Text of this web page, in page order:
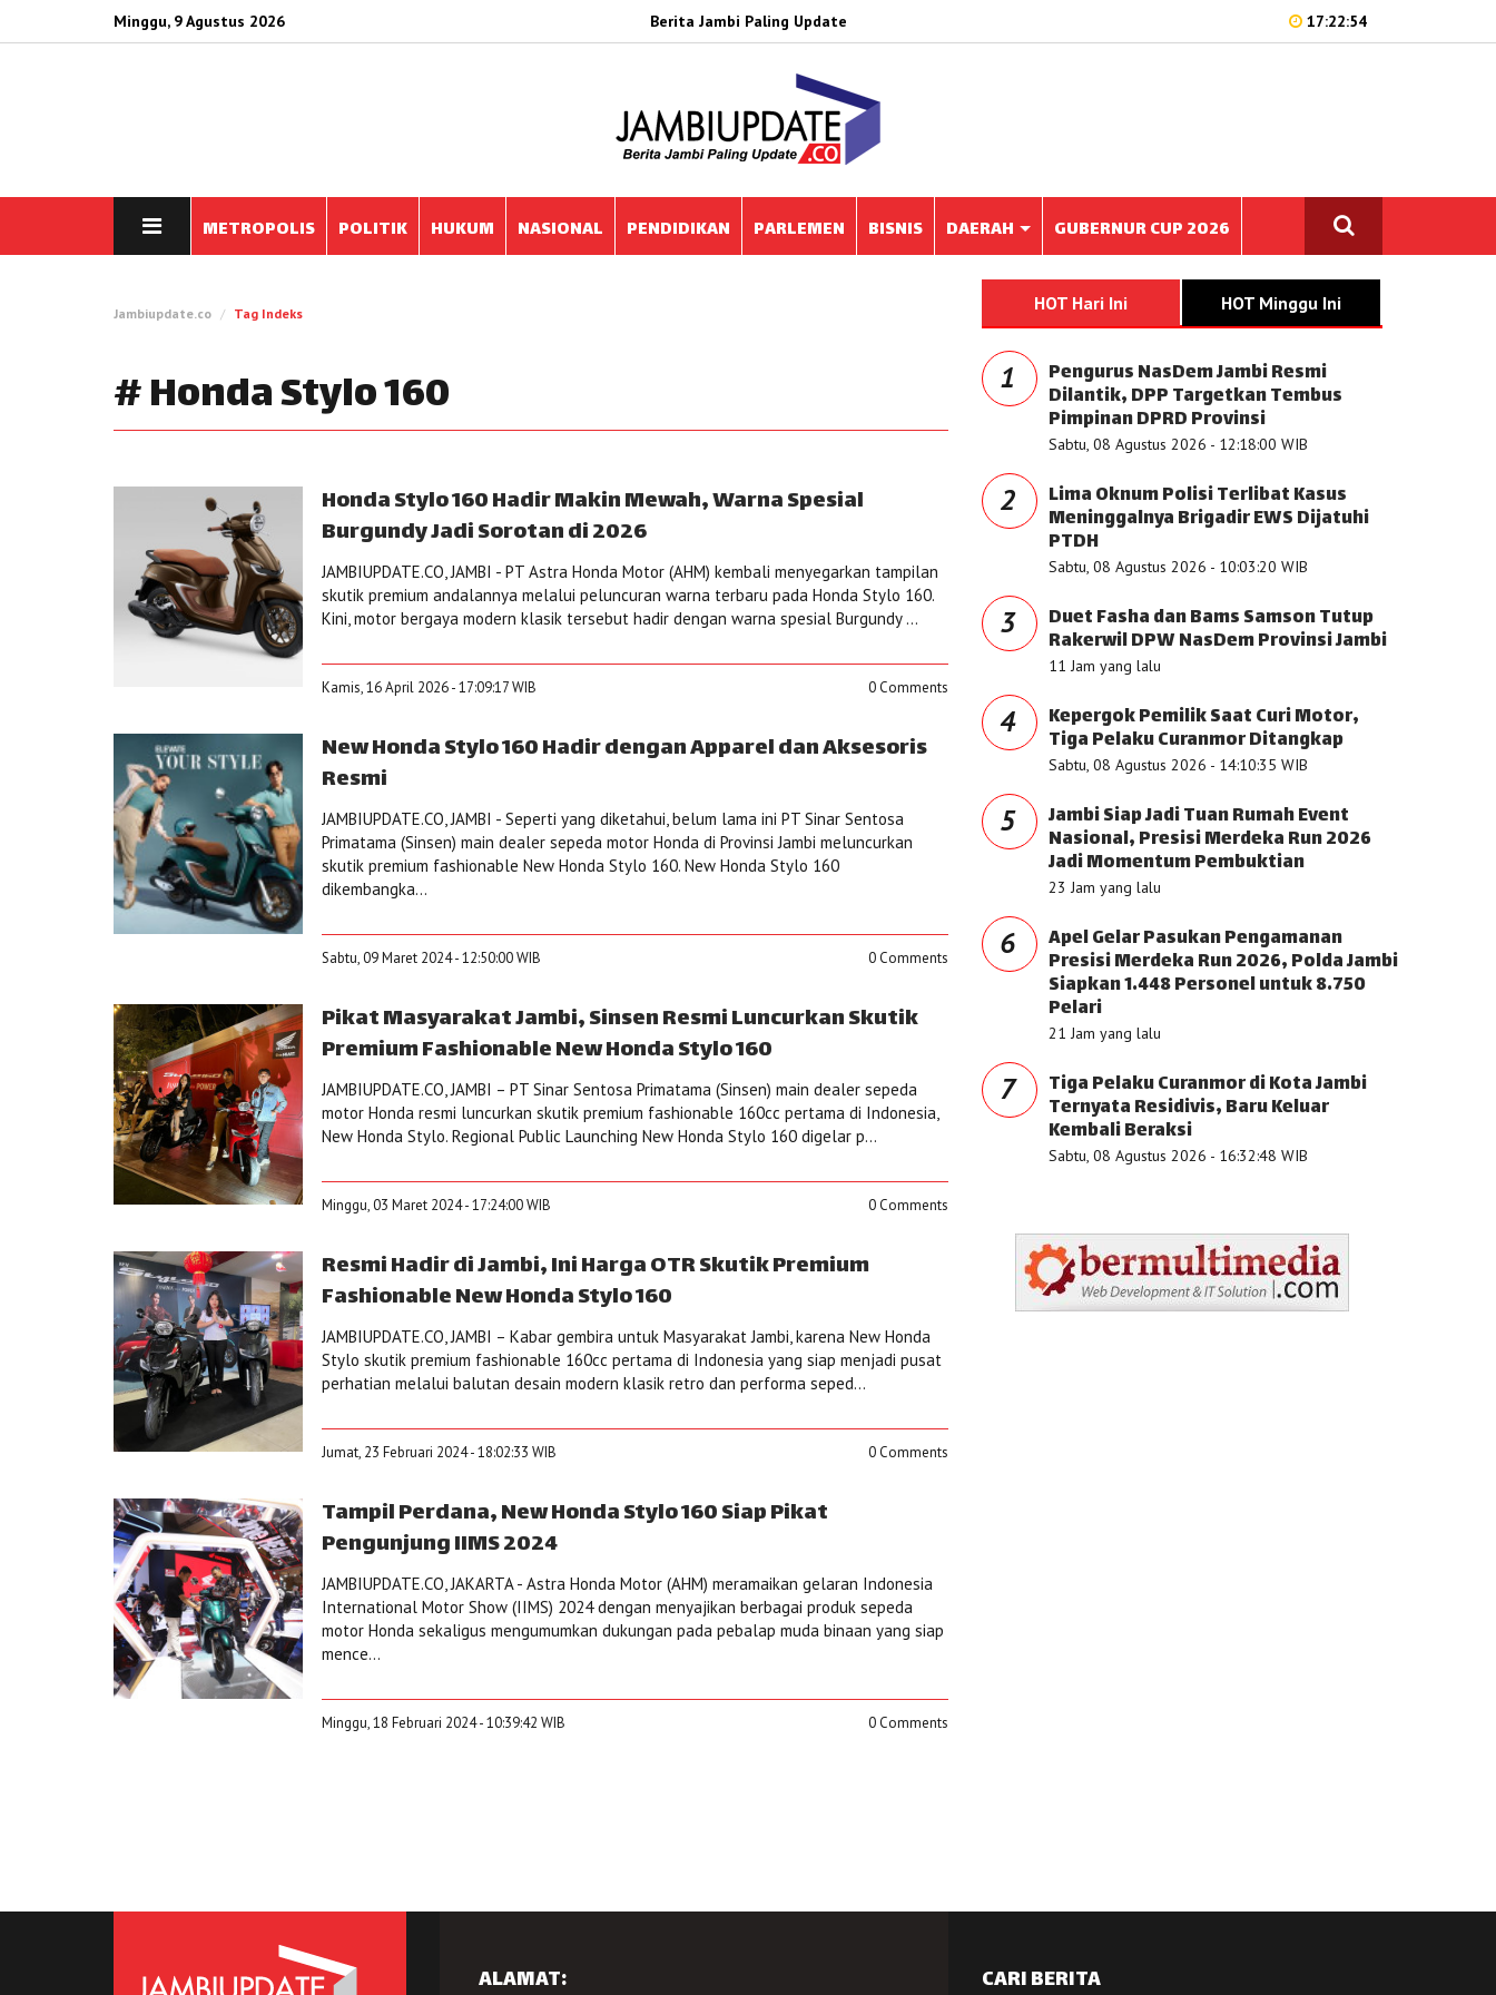
Minggu, 9 Agustus 2026 Berita Jambi Paling Update 17:22:54
METROPOLIS POLITIK HUKUM NASIONAL PENDIDIKAN PARLEMEN BISNIS DAERAH GUBERNUR CUP 2026
Jambiupdate.co Tag Indeks
# Honda Stylo 160
Honda Stylo 160 Hadir Makin Mewah, Warna Spesial
Burgundy Jadi Sorotan di 2026
JAMBIUPDATE.CO, JAMBI - PT Astra Honda Motor (AHM) kembali menyegarkan tampilan
skutik premium andalannya melalui peluncuran warna terbaru pada Honda Stylo 160.
Kini, motor bergaya modern klasik tersebut hadir dengan warna spesial Burgundy ...
Kamis, 16 April 2026 - 17:09:17 WIB 0 Comments
New Honda Stylo 160 Hadir dengan Apparel dan Aksesoris
Resmi
JAMBIUPDATE.CO, JAMBI - Seperti yang diketahui, belum lama ini PT Sinar Sentosa
Primatama (Sinsen) main dealer sepeda motor Honda di Provinsi Jambi meluncurkan
skutik premium fashionable New Honda Stylo 160. New Honda Stylo 160
dikembangka...
Sabtu, 09 Maret 2024 - 12:50:00 WIB 0 Comments
Pikat Masyarakat Jambi, Sinsen Resmi Luncurkan Skutik
Premium Fashionable New Honda Stylo 160
JAMBIUPDATE.CO, JAMBI – PT Sinar Sentosa Primatama (Sinsen) main dealer sepeda
motor Honda resmi luncurkan skutik premium fashionable 160cc pertama di Indonesia,
New Honda Stylo. Regional Public Launching New Honda Stylo 160 digelar p...
Minggu, 03 Maret 2024 - 17:24:00 WIB 0 Comments
Resmi Hadir di Jambi, Ini Harga OTR Skutik Premium
Fashionable New Honda Stylo 160
JAMBIUPDATE.CO, JAMBI – Kabar gembira untuk Masyarakat Jambi, karena New Honda
Stylo skutik premium fashionable 160cc pertama di Indonesia yang siap menjadi pusat
perhatian melalui balutan desain modern klasik retro dan performa seped...
Jumat, 23 Februari 2024 - 18:02:33 WIB 0 Comments
Tampil Perdana, New Honda Stylo 160 Siap Pikat
Pengunjung IIMS 2024
JAMBIUPDATE.CO, JAKARTA - Astra Honda Motor (AHM) meramaikan gelaran Indonesia
International Motor Show (IIMS) 2024 dengan menyajikan berbagai produk sepeda
motor Honda sekaligus mengumumkan dukungan pada pebalap muda binaan yang siap
mence...
Minggu, 18 Februari 2024 - 10:39:42 WIB 0 Comments
HOT Hari Ini HOT Minggu Ini
1 Pengurus NasDem Jambi Resmi
Dilantik, DPP Targetkan Tembus
Pimpinan DPRD Provinsi
Sabtu, 08 Agustus 2026 - 12:18:00 WIB
2 Lima Oknum Polisi Terlibat Kasus
Meninggalnya Brigadir EWS Dijatuhi
PTDH
Sabtu, 08 Agustus 2026 - 10:03:20 WIB
3 Duet Fasha dan Bams Samson Tutup
Rakerwil DPW NasDem Provinsi Jambi
11 Jam yang lalu
4 Kepergok Pemilik Saat Curi Motor,
Tiga Pelaku Curanmor Ditangkap
Sabtu, 08 Agustus 2026 - 14:10:35 WIB
5 Jambi Siap Jadi Tuan Rumah Event
Nasional, Presisi Merdeka Run 2026
Jadi Momentum Pembuktian
23 Jam yang lalu
6 Apel Gelar Pasukan Pengamanan
Presisi Merdeka Run 2026, Polda Jambi
Siapkan 1.448 Personel untuk 8.750
Pelari
21 Jam yang lalu
7 Tiga Pelaku Curanmor di Kota Jambi
Ternyata Residivis, Baru Keluar
Kembali Beraksi
Sabtu, 08 Agustus 2026 - 16:32:48 WIB
ALAMAT: CARI BERITA